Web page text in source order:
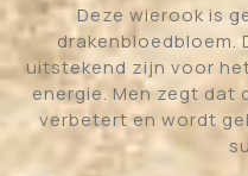
Deze wierook is
drakenbloedbloem.
uitstekend zijn voor
energie. Men zegt dat
verbetert en wordt